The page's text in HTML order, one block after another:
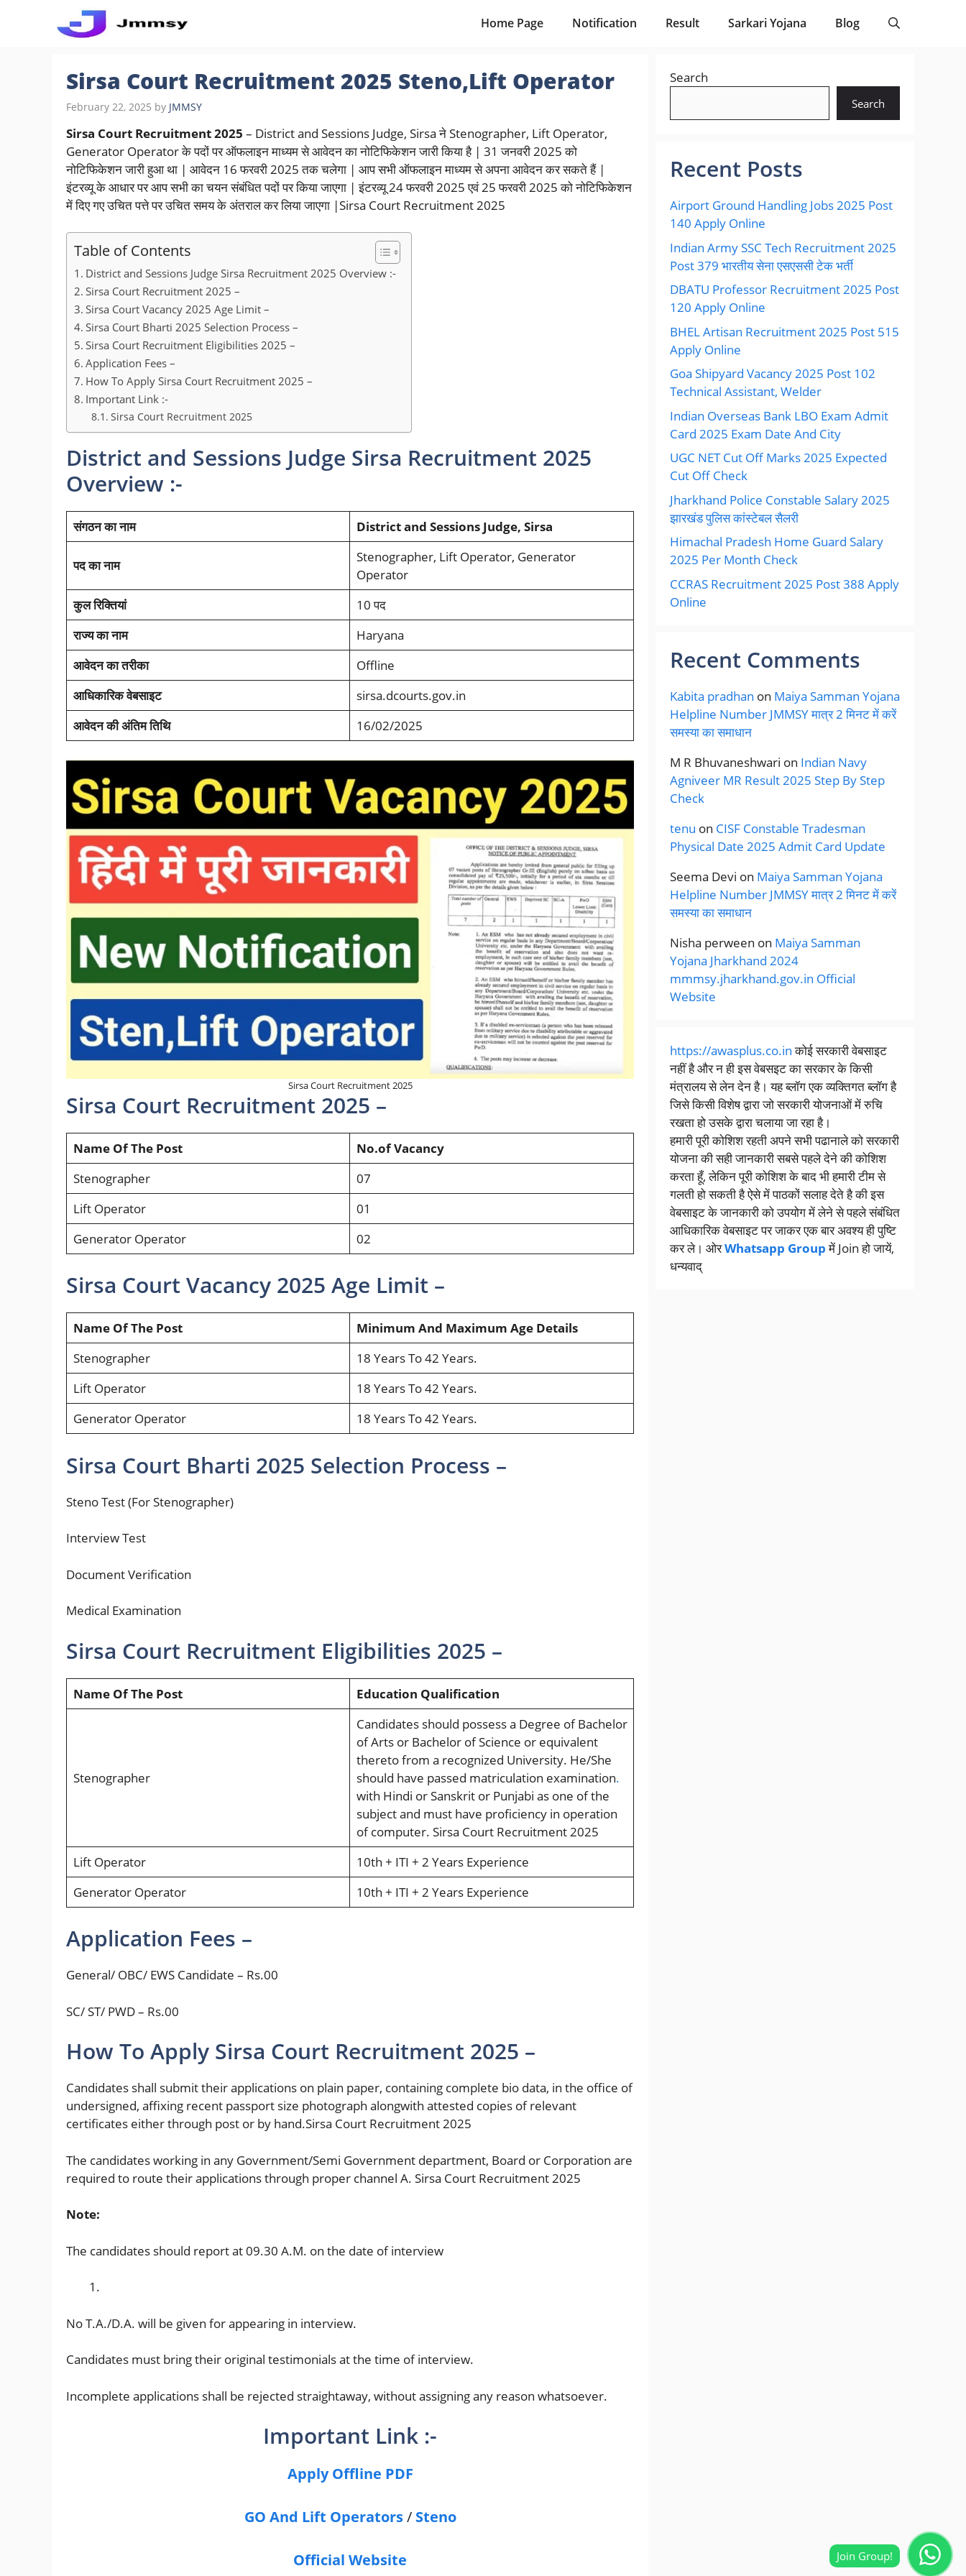
Home Page Notification Result Sarkari Yojana Blog
Sirsa Court Recruitment 2025 Steno,Lift Operator
February 22, 2025 by JMMSY
Sirsa Court Recruitment 2025 – District and Sessions Judge, Sirsa ने Stenographer, Lift Operator,
Generator Operator के पदों पर ऑफलाइन माध्यम से आवेदन का नोटिफिकेशन जारी किया है | 31 जनवरी 2025 को
नोटिफिकेशन जारी हुआ था | आवेदन 16 फरवरी 2025 तक चलेगा | आप सभी ऑफलाइन माध्यम से अपना आवेदन कर सकते हैं |
इंटरव्यू के आधार पर आप सभी का चयन संबंधित पदों पर किया जाएगा | इंटरव्यू 24 फरवरी 2025 एवं 25 फरवरी 2025 को नोटिफिकेशन
में दिए गए उचित पत्ते पर उचित समय के अंतराल कर लिया जाएगा |Sirsa Court Recruitment 2025
Table of Contents
District and Sessions Judge Sirsa Recruitment 2025 Overview :-
Sirsa Court Recruitment 2025 –
Sirsa Court Vacancy 2025 Age Limit –
Sirsa Court Bharti 2025 Selection Process –
Sirsa Court Recruitment Eligibilities 2025 –
Application Fees –
How To Apply Sirsa Court Recruitment 2025 –
Important Link :-
Sirsa Court Recruitment 2025
District and Sessions Judge Sirsa Recruitment 2025
Overview :-
संगठन का नाम District and Sessions Judge, Sirsa
पद का नाम
Stenographer, Lift Operator, Generator
Operator
कुल रिक्तियां
10 पद
राज्य का नाम
Haryana
आवेदन का तरीका
Offline
आधिकारिक वेबसाइट
sirsa.dcourts.gov.in
आवेदन की अंतिम तिथि
16/02/2025
Sirsa Court Recruitment 2025
Sirsa Court Recruitment 2025 –
Name Of The Post
No.of Vacancy
Stenographer
07
Lift Operator
01
Generator Operator
02
Sirsa Court Vacancy 2025 Age Limit –
Name Of The Post
Minimum And Maximum Age Details
Stenographer
18 Years To 42 Years.
Lift Operator
18 Years To 42 Years.
Generator Operator
18 Years To 42 Years.
Sirsa Court Bharti 2025 Selection Process –
Steno Test (For Stenographer)
Interview Test
Document Verification
Medical Examination
Sirsa Court Recruitment Eligibilities 2025 –
Name Of The Post Education Qualification
Stenographer
Candidates should possess a Degree of Bachelor
of Arts or Bachelor of Science or equivalent
thereto from a recognized University. He/She
should have passed matriculation examination.
with Hindi or Sanskrit or Punjabi as one of the
subject and must have proficiency in operation
of computer. Sirsa Court Recruitment 2025
Lift Operator
10th + ITI + 2 Years Experience
Generator Operator
10th + ITI + 2 Years Experience
Application Fees –
General/ OBC/ EWS Candidate – Rs.00
SC/ ST/ PWD – Rs.00
How To Apply Sirsa Court Recruitment 2025 –
Candidates shall submit their applications on plain paper, containing complete bio data, in the office of
undersigned, affixing recent passport size photograph alongwith attested copies of relevant
certificates either through post or by hand.Sirsa Court Recruitment 2025
The candidates working in any Government/Semi Government department, Board or Corporation are
required to route their applications through proper channel A. Sirsa Court Recruitment 2025
Note:
The candidates should report at 09.30 A.M. on the date of interview
No T.A./D.A. will be given for appearing in interview.
Candidates must bring their original testimonials at the time of interview.
Incomplete applications shall be rejected straightaway, without assigning any reason whatsoever.
Important Link :-
Apply Offline PDF
GO And Lift Operators/ Steno
Official Website
Search
Search
Recent Posts
Airport Ground Handling Jobs 2025 Post
140 Apply Online
Indian Army SSC Tech Recruitment 2025
Post 379 भारतीय सेना एसएससी टेक भर्ती
DBATU Professor Recruitment 2025 Post
120 Apply Online
BHEL Artisan Recruitment 2025 Post 515
Apply Online
Goa Shipyard Vacancy 2025 Post 102
Technical Assistant, Welder
Indian Overseas Bank LBO Exam Admit
Card 2025 Exam Date And City
UGC NET Cut Off Marks 2025 Expected
Cut Off Check
Jharkhand Police Constable Salary 2025
झारखंड पुलिस कांस्टेबल सैलरी
Himachal Pradesh Home Guard Salary
2025 Per Month Check
CCRAS Recruitment 2025 Post 388 Apply
Online
Recent Comments
Kabita pradhan on Maiya Samman Yojana
Helpline Number JMMSY मात्र 2 मिनट में करें
समस्या का समाधान
M R Bhuvaneshwari on Indian Navy
Agniveer MR Result 2025 Step By Step
Check
tenu on CISF Constable Tradesman
Physical Date 2025 Admit Card Update
Seema Devi on Maiya Samman Yojana
Helpline Number JMMSY मात्र 2 मिनट में करें
समस्या का समाधान
Nisha perween on Maiya Samman
Yojana Jharkhand 2024
mmmsy.jharkhand.gov.in Official
Website
https://awasplus.co.inकोई सरकारी वेबसाइट
नहीं है और न ही इस वेबसइट का सरकार के किसी
मंत्रालय से लेन देन है। यह ब्लॉग एक व्यक्तिगत ब्लॉग है
जिसे किसी विशेष द्वारा जो सरकारी योजनाओं में रुचि
रखता हो उसके द्वारा चलाया जा रहा है।
हमारी पूरी कोशिश रहती अपने सभी पढानाले को सरकारी
योजना की सही जानकारी सबसे पहले देने की कोशिश
करता हूँ, लेकिन पूरी कोशिश के बाद भी हमारी टीम से
गलती हो सकती है ऐसे में पाठकों सलाह देते है की इस
वेबसाइट के जानकारी को उपयोग में लेने से पहले संबंधित
आधिकारिक वेबसाइट पर जाकर एक बार अवश्य ही पुष्टि
कर ले। ओरWhatsapp Groupमें Join हो जायें,
धन्यवाद्